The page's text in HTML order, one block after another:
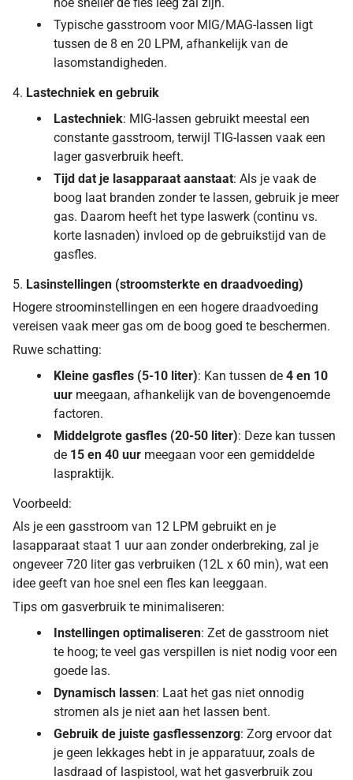
Typische gasstroom voor MIG/MAG-lassen ligt
tussen de 8 en 20 LPM, afhankelijk van de
lasomstandigheden.
4. Lastechniek en gebruik
Lastechniek: MIG-lassen gebruikt meestal een
constante gasstroom, terwijl TIG-lassen vaak een
lager gasverbruik heeft.
Tijd dat je lasapparaat aanstaat: Als je vaak de
boog laat branden zonder te lassen, gebruik je meer
gas. Daarom heeft het type laswerk (continu vs.
korte lasnaden) invloed op de gebruikstijd van de
gasfles.
5. Lasinstellingen (stroomsterkte en draadvoeding)
Hogere stroominstellingen en een hogere draadvoeding
vereisen vaak meer gas om de boog goed te beschermen.
Ruwe schatting:
Kleine gasfles (5-10 liter): Kan tussen de 4 en 10
uur meegaan, afhankelijk van de bovengenoemde
factoren.
Middelgrote gasfles (20-50 liter): Deze kan tussen
de 15 en 40 uur meegaan voor een gemiddelde
laspraktijk.
Voorbeeld:
Als je een gasstroom van 12 LPM gebruikt en je
lasapparaat staat 1 uur aan zonder onderbreking, zal je
ongeveer 720 liter gas verbruiken (12L x 60 min), wat een
idee geeft van hoe snel een fles kan leeggaan.
Tips om gasverbruik te minimaliseren:
Instellingen optimaliseren: Zet de gasstroom niet
te hoog; te veel gas verspillen is niet nodig voor een
goede las.
Dynamisch lassen: Laat het gas niet onnodig
stromen als je niet aan het lassen bent.
Gebruik de juiste gasflessenzorg: Zorg ervoor dat
je geen lekkages hebt in je apparatuur, zoals de
lasdraad of laspistool, wat het gasverbruik zou